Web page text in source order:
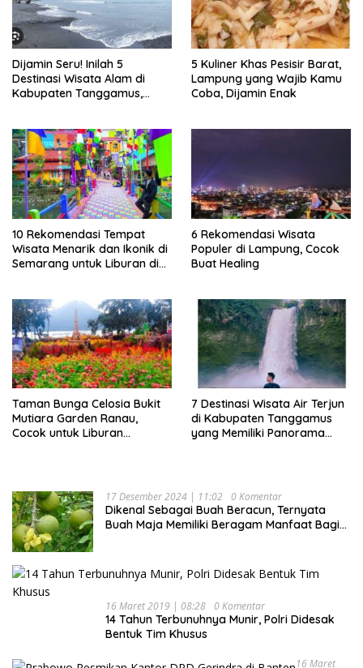
Dijamin Seru! Inilah 5
Destinasi Wisata Alam di
Kabupaten Tanggamus,
5 Kuliner Khas Pesisir Barat,
Lampung yang Wajib Kamu
Coba, Dijamin Enak
10 Rekomendasi Tempat
Wisata Menarik dan Ikonik di
Semarang untuk Liburan di
6 Rekomendasi Wisata
Populer di Lampung, Cocok
Buat Healing
Taman Bunga Celosia Bukit
Mutiara Garden Ranau,
Cocok untuk Liburan
7 Destinasi Wisata Air Terjun
di Kabupaten Tanggamus
yang Memiliki Panorama
17 Desember 2024 | 11:02 0 Komentar
Dikenal Sebagai Buah Beracun, Ternyata
Buah Maja Memiliki Beragam Manfaat Bagi
16 Maret 2019 | 08:28 0 Komentar
14 Tahun Terbunuhnya Munir, Polri Didesak
Bentuk Tim Khusus
16 Maret